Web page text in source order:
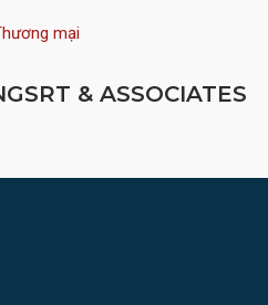
mại
& ASSOCIATES